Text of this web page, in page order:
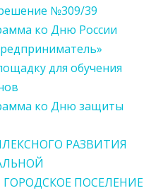
№309/39
ко Дню России
для обучения
ко Дню защиты
РАЗВИТИЯ
ПОСЕЛЕНИЕ